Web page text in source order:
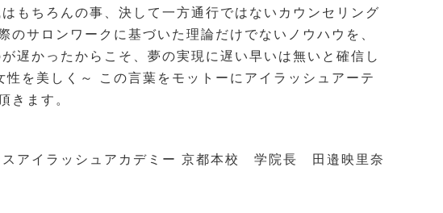
もちろんの事、決して一方通行ではないカウンセリング
サロンワークに基づいた理論だけでないノウハウを、
遅かったからこそ、夢の実現に遅い早いは無いと確信し
を美しく～ この言葉をモットーにアイラッシュアーテ
きます。
スアイラッシュアカデミー 京都本校 学院長 田邉映里奈